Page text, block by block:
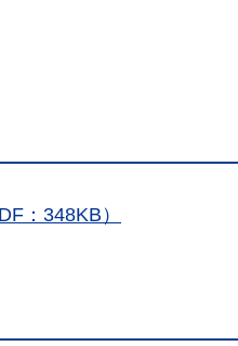
：348KB）